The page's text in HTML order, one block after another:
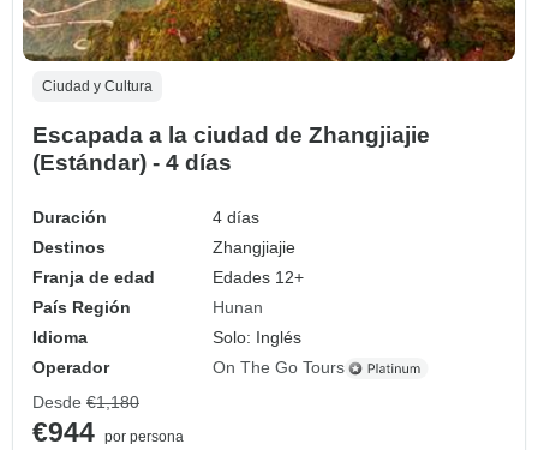
Ciudad y Cultura
Escapada a la ciudad de Zhangjiajie
(Estándar) - 4 días
Duración
4 días
Destinos
Zhangjiajie
Franja de edad
Edades 12+
País Región
Hunan
Idioma
Solo: Inglés
Operador
On The Go Tours
Desde €1,180
€944 por persona